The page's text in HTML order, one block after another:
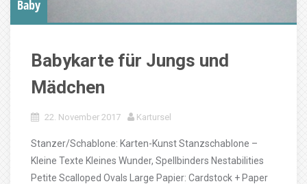
Baby
Babykarte für Jungs und
Mädchen
22. November 2017 Kartursel
Stanzer/Schablone: Karten-Kunst Stanzschablone –
Kleine Texte Kleines Wunder, Spellbinders Nestabilities
Petite Scalloped Ovals Large Papier: Cardstock + Paper